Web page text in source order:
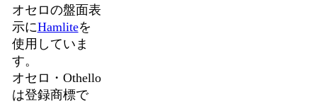
オセロの盤面表
示にHamliteを
使用していま
す。
オセロ・Othello
は登録商標で